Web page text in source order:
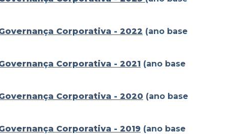
Corporativa - 2022 (ano base
Corporativa - 2021 (ano base
Corporativa - 2020 (ano base
Corporativa - 2019 (ano base